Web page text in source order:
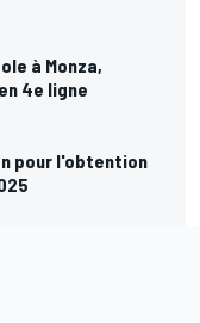
à Monza,
4e ligne
pour l'obtention